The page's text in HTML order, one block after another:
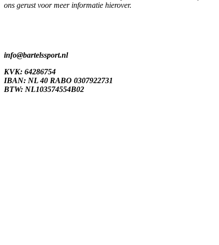
ons gerust voor meer informatie hierover.
info@bartelssport.nl
KVK: 64286754
IBAN: NL 40 RABO 0307922731
BTW: NL103574554B02